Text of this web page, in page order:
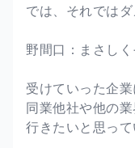
では、それでは
野間口：まさしく
受けていった企
同業他社や他の
行きたいと思って